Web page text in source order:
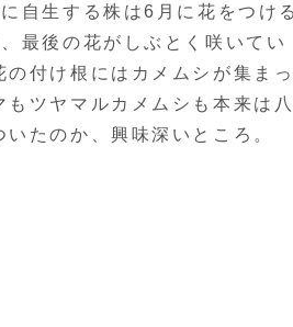
自生する株は6月に花をつけ
最後の花がしぶとく咲いてい
付け根にはカメムシが集まっ
ツヤマルカメムシも本来は
たのか、興味深いところ。